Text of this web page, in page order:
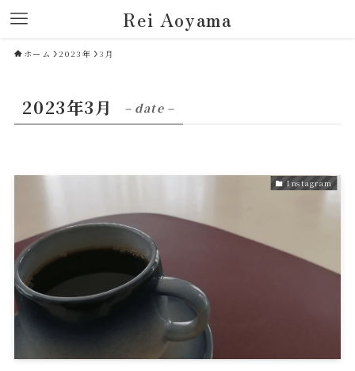
Rei Aoyama
ホーム 2023年 3月
2023年3月 – date –
Instagram